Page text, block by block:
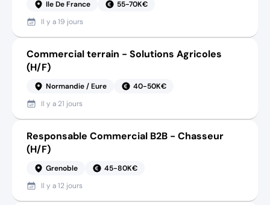
Ile De France
55-70K€
Il y a19 jours
Commercial terrain - Solutions Agricoles
(H/F)
Normandie / Eure
40-50K€
Il y a 21 jours
Responsable Commercial B2B - Chasseur
(H/F)
Grenoble
45-80K€
Il y a12 jours